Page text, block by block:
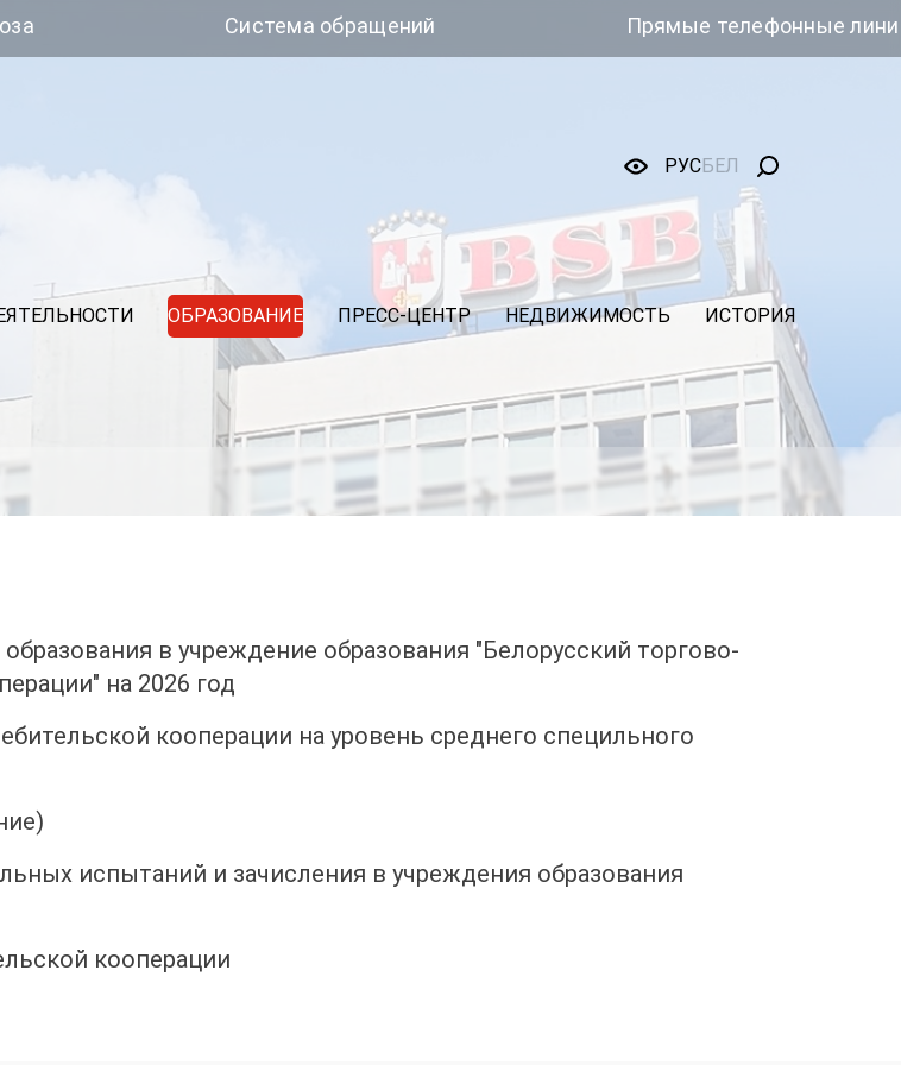
Система обращений Прямые телефонные линии
РУСБЕЛ
ОБРАЗОВАНИЕ ПРЕСС-ЦЕНТР НЕДВИЖИМОСТЬ ИСТОРИЯ
в учреждение образования "Белорусский торгово-
на 2026 год
кооперации на уровень среднего специльного
испытаний и зачисления в учреждения образования
кооперации